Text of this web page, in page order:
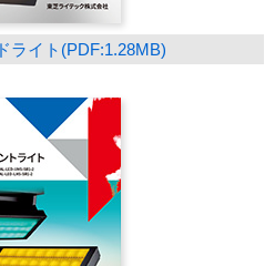
ライト(PDF:1.28MB)